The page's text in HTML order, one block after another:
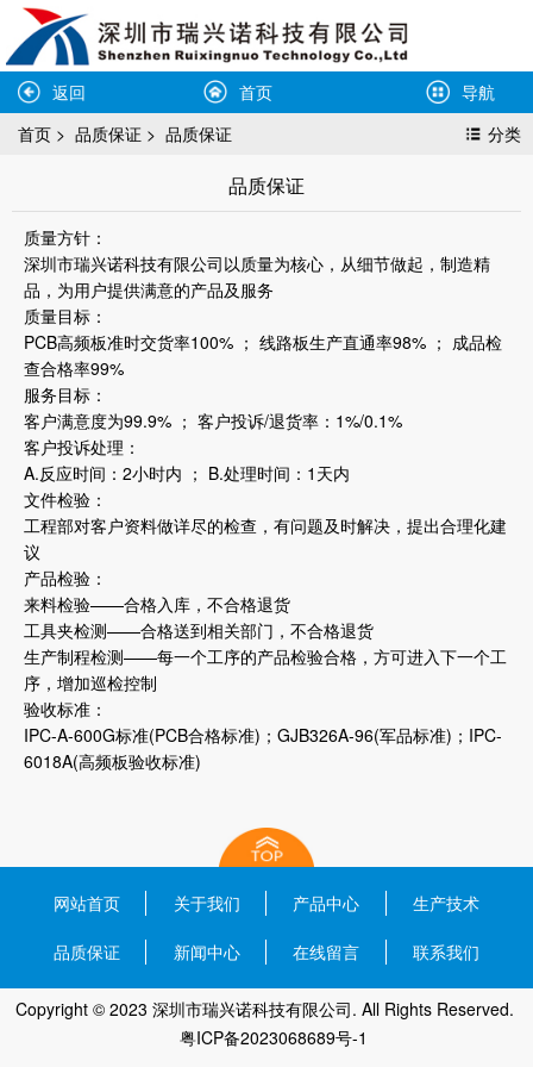
返回 首页
导航
分类
首页 > 品质保证 > 品质保证
品质保证
质量方针：
深圳市瑞兴诺科技有限公司以质量为核心，从细节做起，制造精
品，为用户提供满意的产品及服务
质量目标：
PCB高频板准时交货率100% ； 线路板生产直通率98% ； 成品检
查合格率99%
服务目标：
客户满意度为99.9% ； 客户投诉/退货率：1%/0.1%
客户投诉处理：
A.反应时间：2小时内 ； B.处理时间：1天内
文件检验：
工程部对客户资料做详尽的检查，有问题及时解决，提出合理化建
议
产品检验：
来料检验——合格入库，不合格退货
工具夹检测——合格送到相关部门，不合格退货
生产制程检测——每一个工序的产品检验合格，方可进入下一个工
序，增加巡检控制
验收标准：
IPC-A-600G标准(PCB合格标准)；GJB326A-96(军品标准)；IPC-
6018A(高频板验收标准)
网站首页 关于我们 产品中心 生产技术
品质保证 新闻中心 在线留言 联系我们
Copyright © 2023 深圳市瑞兴诺科技有限公司. All Rights Reserved.
粤ICP备2023068689号-1